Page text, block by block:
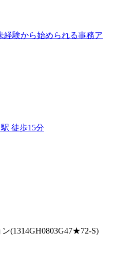
経験から始められる事務ア
徒歩15分
(1314GH0803G47★72-S)